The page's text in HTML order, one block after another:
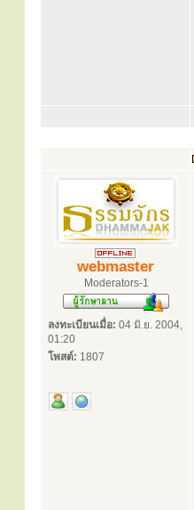
webmaster
Moderators-1
ลงทะเบียนเมื่อ: 04 มิ.ย. 2004,
01:20
โพสต์: 1807